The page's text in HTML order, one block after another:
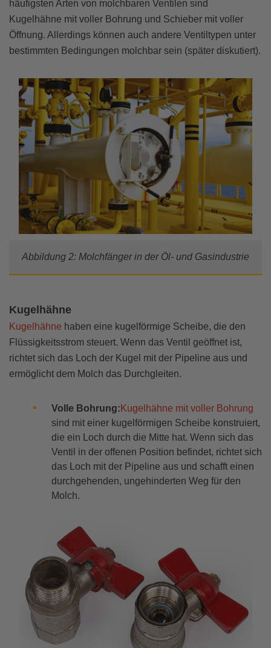
häufigsten Arten von molchbaren Ventilen sind
Kugelhähne mit voller Bohrung und Schieber mit voller
Öffnung. Allerdings können auch andere Ventiltypen unter
bestimmten Bedingungen molchbar sein (später diskutiert).
Abbildung 2: Molchfänger in der Öl- und Gasindustrie
Kugelhähne
Kugelhähne haben eine kugelförmige Scheibe, die den
Flüssigkeitsstrom steuert. Wenn das Ventil geöffnet ist,
richtet sich das Loch der Kugel mit der Pipeline aus und
ermöglicht dem Molch das Durchgleiten.
Volle Bohrung: Kugelhähne mit voller Bohrung
sind mit einer kugelförmigen Scheibe konstruiert,
die ein Loch durch die Mitte hat. Wenn sich das
Ventil in der offenen Position befindet, richtet sich
das Loch mit der Pipeline aus und schafft einen
durchgehenden, ungehinderten Weg für den
Molch.